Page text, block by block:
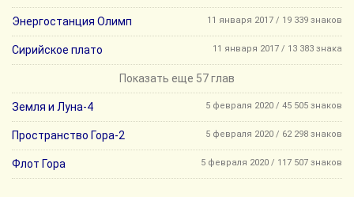
Энергостанция Олимп 11 января 2017 / 19 339 знаков
Сирийское плато 11 января 2017 / 13 383 знака
Показать еще 57 глав
Земля и Луна-4 5 февраля 2020 / 45 505 знаков
Пространство Гора-2 5 февраля 2020 / 62 298 знаков
Флот Гора 5 февраля 2020 / 117 507 знаков